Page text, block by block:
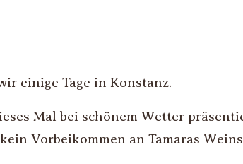
einige Tage in Konstanz.
Mal bei schönem Wetter
Vorbeikommen an Tamaras